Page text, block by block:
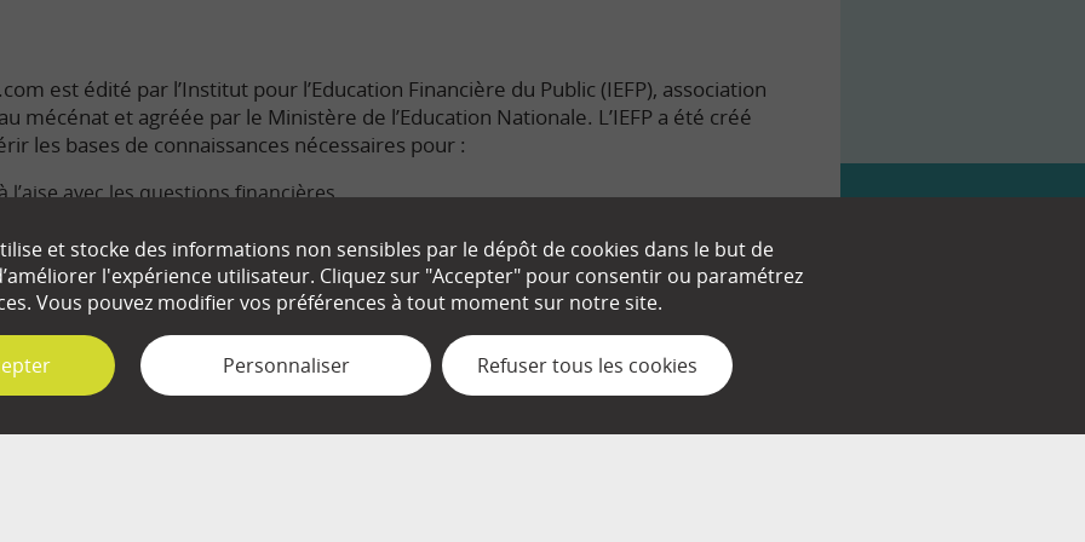
est édité par l’Institut pour l’Education Financière du Public (IEFP), association
mécénat et agréée par le Ministère de l’Education Nationale. L’IEFP a été créé
les bases de connaissances nécessaires pour :
l’aise avec les questions financières.
enjeux économiques du monde dans lequel nous vivons.
connaissance de cause les décisions qui nous concernent.
et stocke des informations non sensibles par le dépôt de cookies dans le but de
l'expérience utilisateur. Cliquez sur "Accepter" pour consentir ou paramétrez
Vous pouvez modifier vos préférences à tout moment sur notre site.
Personnaliser Refuser tous les cookies